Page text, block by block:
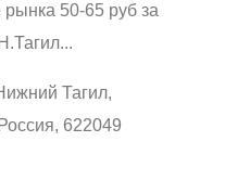
50-65 руб за
Тагил,
622049